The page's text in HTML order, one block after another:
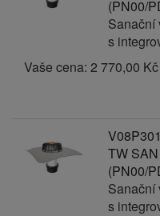
(PN00/
Sanační
s
Vaše cena: 2 770,00 Kč
TW
(PN00/
Sanační
s